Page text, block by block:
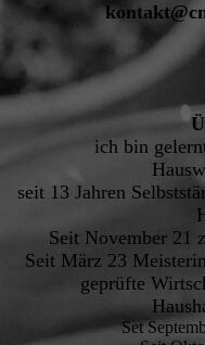
ich bin
seit 13 Jahren
Seit November 21
Seit März 23
geprüfte
Set